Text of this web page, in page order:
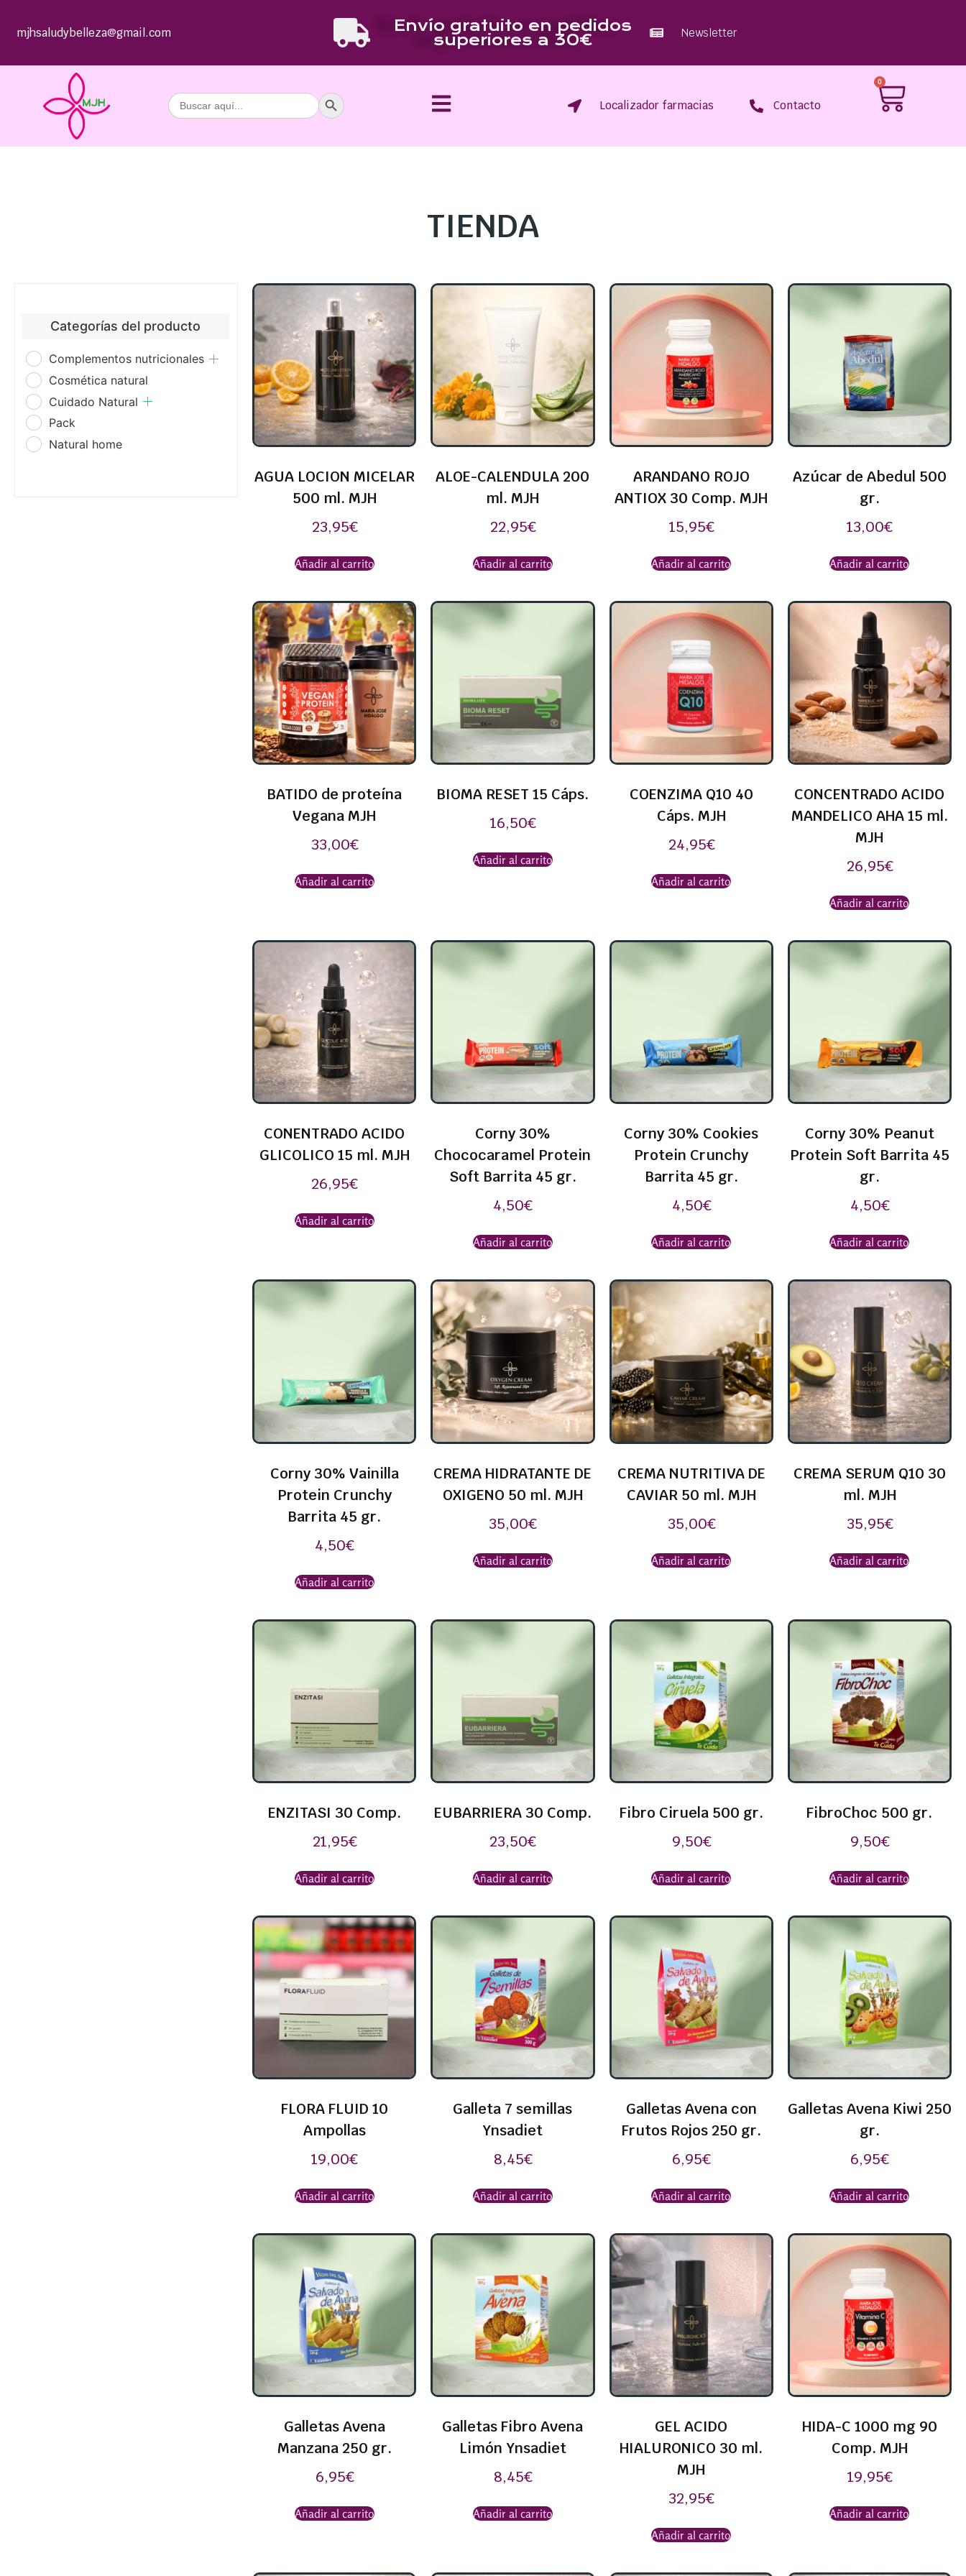
mjhsaludybelleza@gmail.com Envío gratuito en pedidos
superiores a 30€ Newsletter
Buscar: Botón de búsqueda
Localizador farmacias Contacto
0
TIENDA
Categorías del producto
Complementos nutricionales
Cosmética natural
Cuidado Natural
Pack
Natural home
AGUA LOCION MICELAR
500 ml. MJH
23,95€
Añadir al carrito
ALOE-CALENDULA 200
ml. MJH
22,95€
Añadir al carrito
ARANDANO ROJO
ANTIOX 30 Comp. MJH
15,95€
Añadir al carrito
Azúcar de Abedul 500
gr.
13,00€
Añadir al carrito
BATIDO de proteína
Vegana MJH
33,00€
Añadir al carrito
BIOMA RESET 15 Cáps.
16,50€
Añadir al carrito
COENZIMA Q10 40
Cáps. MJH
24,95€
Añadir al carrito
CONCENTRADO ACIDO
MANDELICO AHA 15 ml.
MJH
26,95€
Añadir al carrito
CONENTRADO ACIDO
GLICOLICO 15 ml. MJH
26,95€
Añadir al carrito
Corny 30%
Chococaramel Protein
Soft Barrita 45 gr.
4,50€
Añadir al carrito
Corny 30% Cookies
Protein Crunchy
Barrita 45 gr.
4,50€
Añadir al carrito
Corny 30% Peanut
Protein Soft Barrita 45
gr.
4,50€
Añadir al carrito
Corny 30% Vainilla
Protein Crunchy
Barrita 45 gr.
4,50€
Añadir al carrito
CREMA HIDRATANTE DE
OXIGENO 50 ml. MJH
35,00€
Añadir al carrito
CREMA NUTRITIVA DE
CAVIAR 50 ml. MJH
35,00€
Añadir al carrito
CREMA SERUM Q10 30
ml. MJH
35,95€
Añadir al carrito
ENZITASI 30 Comp.
21,95€
Añadir al carrito
EUBARRIERA 30 Comp.
23,50€
Añadir al carrito
Fibro Ciruela 500 gr.
9,50€
Añadir al carrito
FibroChoc 500 gr.
9,50€
Añadir al carrito
FLORA FLUID 10
Ampollas
19,00€
Añadir al carrito
Galleta 7 semillas
Ynsadiet
8,45€
Añadir al carrito
Galletas Avena con
Frutos Rojos 250 gr.
6,95€
Añadir al carrito
Galletas Avena Kiwi 250
gr.
6,95€
Añadir al carrito
Galletas Avena
Manzana 250 gr.
6,95€
Añadir al carrito
Galletas Fibro Avena
Limón Ynsadiet
8,45€
Añadir al carrito
GEL ACIDO
HIALURONICO 30 ml.
MJH
32,95€
Añadir al carrito
HIDA-C 1000 mg 90
Comp. MJH
19,95€
Añadir al carrito